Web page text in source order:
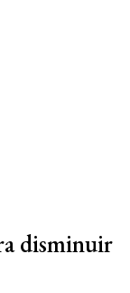
disminuir